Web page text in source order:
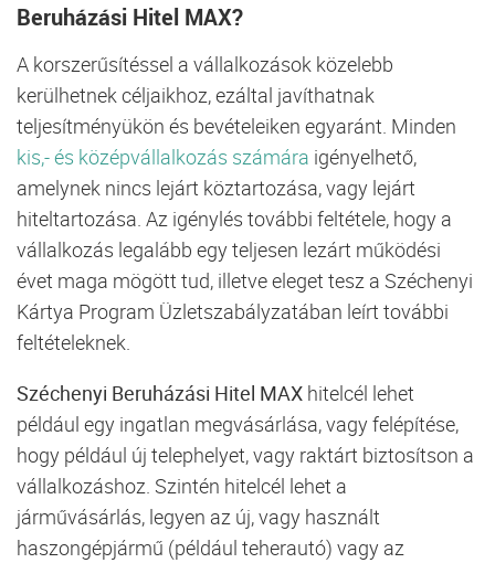
Beruházási Hitel MAX?
A korszerűsítéssel a vállalkozások közelebb
kerülhetnek céljaikhoz, ezáltal javíthatnak
teljesítményükön és bevételeiken egyaránt. Minden
kis,- és középvállalkozás számára igényelhető,
amelynek nincs lejárt köztartozása, vagy lejárt
hiteltartozása. Az igénylés további feltétele, hogy a
vállalkozás legalább egy teljesen lezárt működési
évet maga mögött tud, illetve eleget tesz a Széchenyi
Kártya Program Üzletszabályzatában leírt további
feltételeknek.
Széchenyi Beruházási Hitel MAX hitelcél lehet
például egy ingatlan megvásárlása, vagy felépítése,
hogy például új telephelyet, vagy raktárt biztosítson a
vállalkozáshoz. Szintén hitelcél lehet a
járművásárlás, legyen az új, vagy használt
haszongépjármű (például teherautó) vagy az